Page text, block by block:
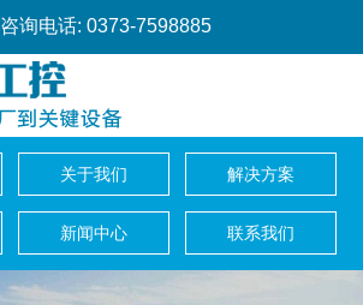
咨询电话: 0373-7598885
关于我们 解决方案
新闻中心 联系我们